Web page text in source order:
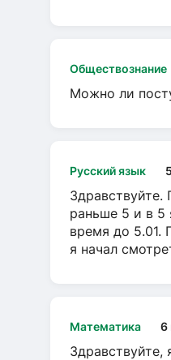
Обществознание
Можно ли
Русский язык
Здравствуйте.
раньше 5 и в 5
время до 5.01.
я начал
Математика 6
Здравствуйте,